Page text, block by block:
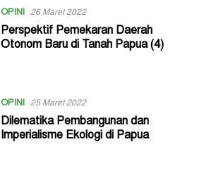
OPINI 26 Maret 2022
Perspektif Pemekaran Daerah
Otonom Baru di Tanah Papua (4)
OPINI 25 Maret 2022
Dilematika Pembangunan dan
Imperialisme Ekologi di Papua